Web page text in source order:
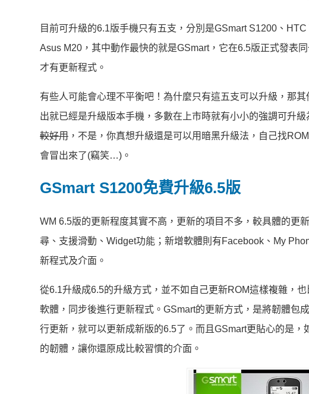
目前可升級的6.1版手機只有五支，分別是GSmart S1200、
Asus M20，其中動作最快的就是GSmart，它在6.5版正式發表
才有更新程式。
有些人可能會心理不平衡吧！為什麼只有這五支可以升級，那
出就已經是升級版本手機，多數在上市時就有小小的強調可升
較好用 ，不是，你真想升級還是可以用暗黑升級法，自己找
會冒出來了(竊笑…)。
GSmart S1200免費升級6.5版
WM 6.5版的更新程度其實不高，更新的項目不多，較具體的更
尋、支援滑動、Widget功能；新增軟體則有Facebook、My
新程式及介面。
從6.1升級成6.5的升級方式，並不如自己更新ROM這樣複雜，
軟體，同步後進行更新程式。GSmart的更新方式，是將韌體包
行更新，就可以更新成新版的6.5了。而且GSmart更貼心的是
的韌體，讓你還原成比較習慣的介面。